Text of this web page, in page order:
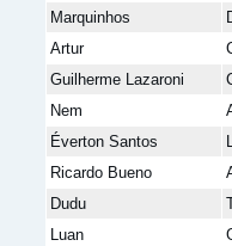
Marquinhos
Artur
Guilherme Lazaroni
Nem
Éverton Santos
Ricardo Bueno
Dudu
Luan